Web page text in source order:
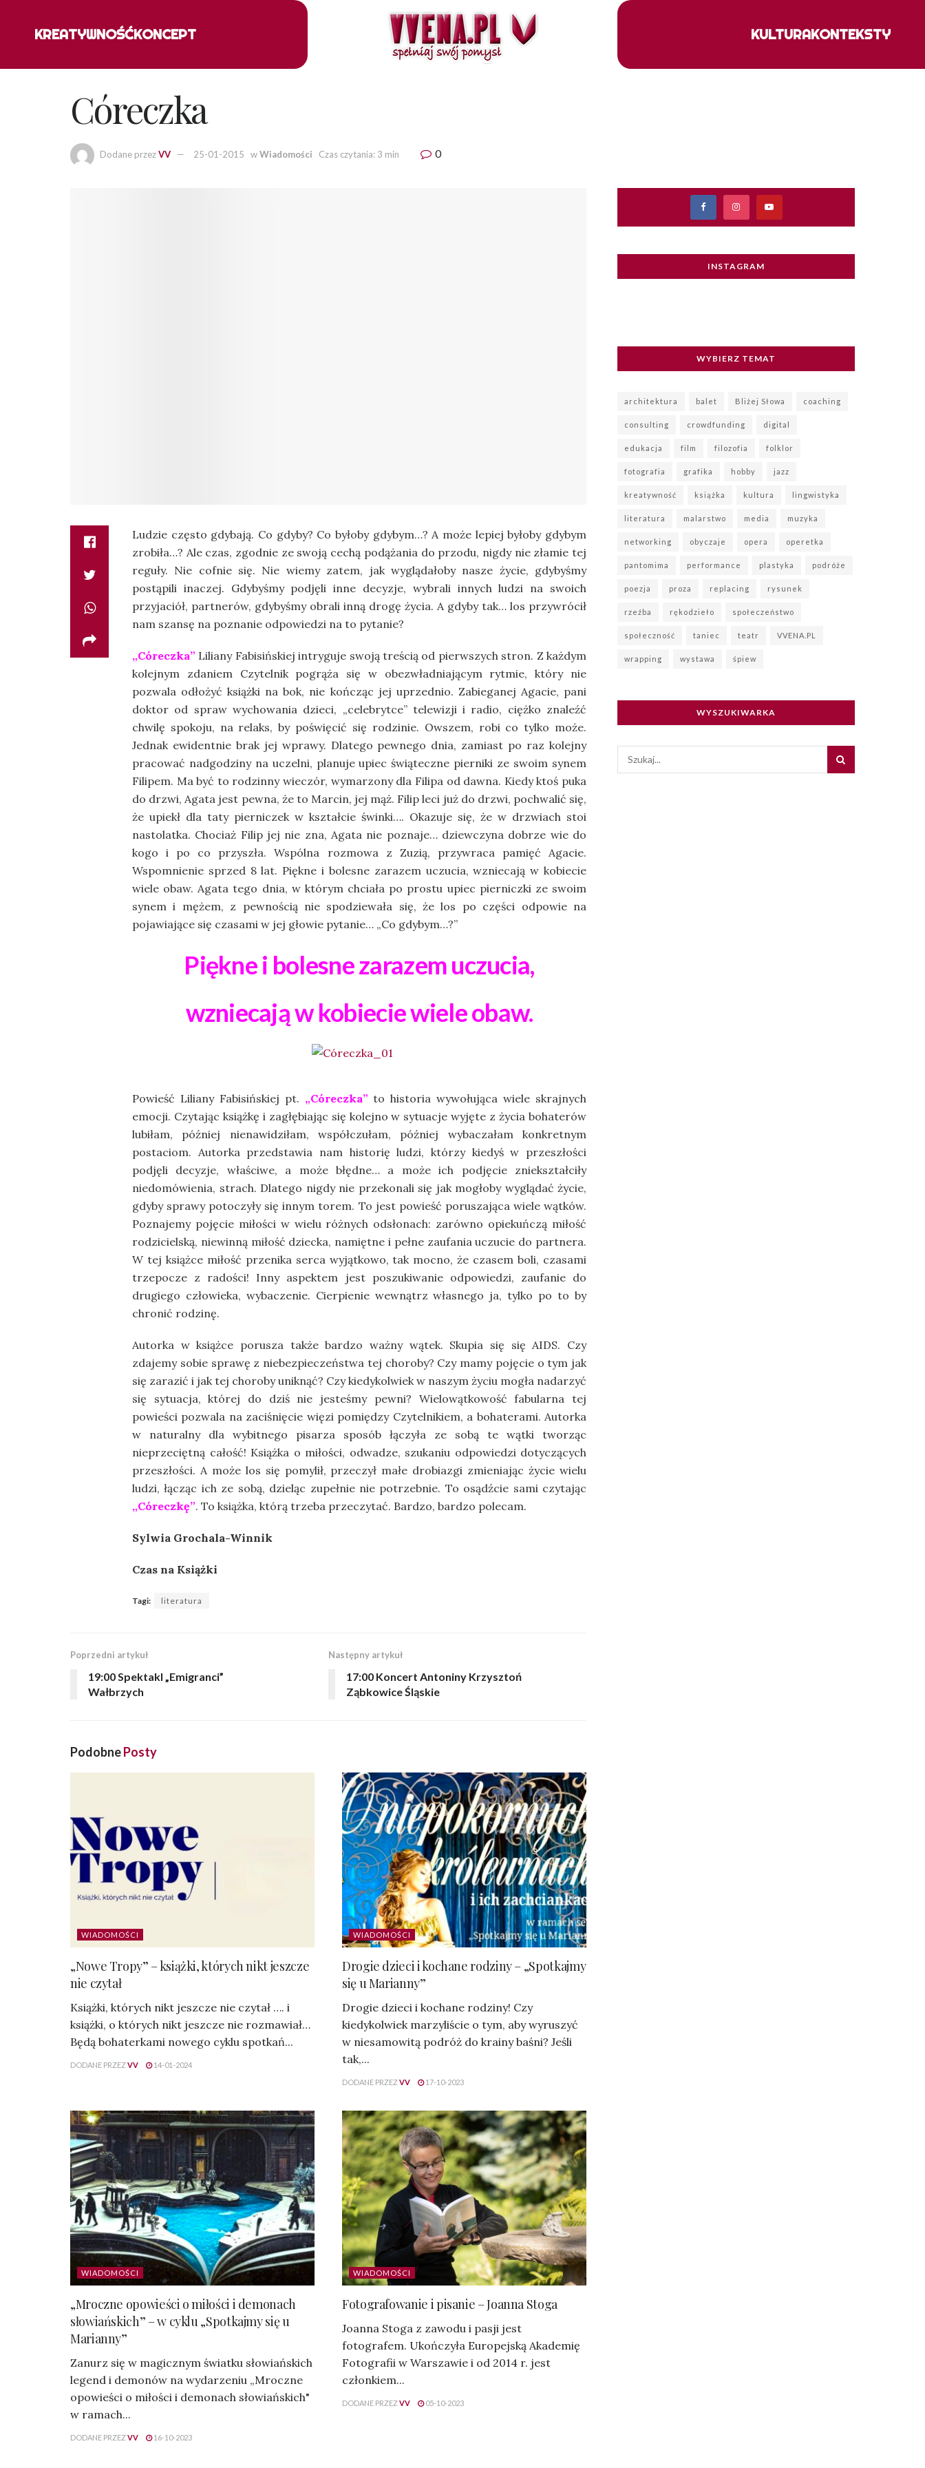
KREATYWNOŚĆKONCEPT KULTURAKONTEKSTY
Córeczka
Dodane przezVV 25-01-2015 wWiadomości Czas czytania: 3 min 0
Ludzie często gdybają. Co gdyby? Co byłoby gdybym…? A może lepiej byłoby gdybym
zrobiła…? Ale czas, zgodnie ze swoją cechą podążania do przodu, nigdy nie złamie tej
reguły. Nie cofnie się. Nie wiemy zatem, jak wyglądałoby nasze życie, gdybyśmy
postąpili inaczej. Gdybyśmy podjęli inne decyzje, wybrali innych ludzi na swoich
przyjaciół, partnerów, gdybyśmy obrali inną drogę życia. A gdyby tak… los przywrócił
nam szansę na poznanie odpowiedzi na to pytanie?
„Córeczka” Liliany Fabisińskiej intryguje swoją treścią od pierwszych stron. Z każdym
kolejnym zdaniem Czytelnik pogrąża się w obezwładniającym rytmie, który nie
pozwala odłożyć książki na bok, nie kończąc jej uprzednio. Zabieganej Agacie, pani
doktor od spraw wychowania dzieci, „celebrytce” telewizji i radio, ciężko znaleźć
chwilę spokoju, na relaks, by poświęcić się rodzinie. Owszem, robi co tylko może.
Jednak ewidentnie brak jej wprawy. Dlatego pewnego dnia, zamiast po raz kolejny
pracować nadgodziny na uczelni, planuje upiec świąteczne pierniki ze swoim synem
Filipem. Ma być to rodzinny wieczór, wymarzony dla Filipa od dawna. Kiedy ktoś puka
do drzwi, Agata jest pewna, że to Marcin, jej mąż. Filip leci już do drzwi, pochwalić się,
że upiekł dla taty pierniczek w kształcie świnki…. Okazuje się, że w drzwiach stoi
nastolatka. Chociaż Filip jej nie zna, Agata nie poznaje… dziewczyna dobrze wie do
kogo i po co przyszła. Wspólna rozmowa z Zuzią, przywraca pamięć Agacie.
Wspomnienie sprzed 8 lat. Piękne i bolesne zarazem uczucia, wzniecają w kobiecie
wiele obaw. Agata tego dnia, w którym chciała po prostu upiec pierniczki ze swoim
synem i mężem, z pewnością nie spodziewała się, że los po części odpowie na
pojawiające się czasami w jej głowie pytanie… „Co gdybym…?”
Piękne i bolesne zarazem uczucia,
wzniecają w kobiecie wiele obaw.
Powieść Liliany Fabisińskiej pt. „Córeczka” to historia wywołująca wiele skrajnych
emocji. Czytając książkę i zagłębiając się kolejno w sytuacje wyjęte z życia bohaterów
lubiłam, później nienawidziłam, współczułam, później wybaczałam konkretnym
postaciom. Autorka przedstawia nam historię ludzi, którzy kiedyś w przeszłości
podjęli decyzje, właściwe, a może błędne… a może ich podjęcie zniekształciły
niedomówienia, strach. Dlatego nigdy nie przekonali się jak mogłoby wyglądać życie,
gdyby sprawy potoczyły się innym torem. To jest powieść poruszająca wiele wątków.
Poznajemy pojęcie miłości w wielu różnych odsłonach: zarówno opiekuńczą miłość
rodzicielską, niewinną miłość dziecka, namiętne i pełne zaufania uczucie do partnera.
W tej książce miłość przenika serca wyjątkowo, tak mocno, że czasem boli, czasami
trzepocze z radości! Inny aspektem jest poszukiwanie odpowiedzi, zaufanie do
drugiego człowieka, wybaczenie. Cierpienie wewnątrz własnego ja, tylko po to by
chronić rodzinę.
Autorka w książce porusza także bardzo ważny wątek. Skupia się się AIDS. Czy
zdajemy sobie sprawę z niebezpieczeństwa tej choroby? Czy mamy pojęcie o tym jak
się zarazić i jak tej choroby uniknąć? Czy kiedykolwiek w naszym życiu mogła nadarzyć
się sytuacja, której do dziś nie jesteśmy pewni? Wielowątkowość fabularna tej
powieści pozwala na zaciśnięcie więzi pomiędzy Czytelnikiem, a bohaterami. Autorka
w naturalny dla wybitnego pisarza sposób łączyła ze sobą te wątki tworząc
nieprzeciętną całość! Książka o miłości, odwadze, szukaniu odpowiedzi dotyczących
przeszłości. A może los się pomylił, przeczył małe drobiazgi zmieniając życie wielu
ludzi, łącząc ich ze sobą, dzieląc zupełnie nie potrzebnie. To osądźcie sami czytając
„Córeczkę”. To książka, którą trzeba przeczytać. Bardzo, bardzo polecam.
Sylwia Grochala-Winnik
Czas na Książki
Tagi: literatura
Poprzedni artykuł
19:00 Spektakl „Emigranci”
Wałbrzych
Następny artykuł
17:00 Koncert Antoniny Krzysztoń
Ząbkowice Śląskie
PodobnePosty
WIADOMOŚCI
„Nowe Tropy” – książki, których nikt jeszcze
nie czytał
Książki, których nikt jeszcze nie czytał …. i
książki, o których nikt jeszcze nie rozmawiał…
Będą bohaterkami nowego cyklu spotkań...
DODANE PRZEZVV 14-01-2024
WIADOMOŚCI
Drogie dzieci i kochane rodziny – „Spotkajmy
się u Marianny”
Drogie dzieci i kochane rodziny! Czy
kiedykolwiek marzyliście o tym, aby wyruszyć
w niesamowitą podróż do krainy baśni? Jeśli
tak,...
DODANE PRZEZVV 17-10-2023
WIADOMOŚCI
„Mroczne opowieści o miłości i demonach
słowiańskich” – w cyklu „Spotkajmy się u
Marianny”
Zanurz się w magicznym światku słowiańskich
legend i demonów na wydarzeniu „Mroczne
opowieści o miłości i demonach słowiańskich"
w ramach...
DODANE PRZEZVV 16-10-2023
WIADOMOŚCI
Fotografowanie i pisanie – Joanna Stoga
Joanna Stoga z zawodu i pasji jest
fotografem. Ukończyła Europejską Akademię
Fotografii w Warszawie i od 2014 r. jest
członkiem...
DODANE PRZEZVV 05-10-2023
INSTAGRAM
WYBIERZ TEMAT
architektura balet Bliżej Słowa coaching
consulting crowdfunding digital
edukacja film filozofia folklor
fotografia grafika hobby jazz
kreatywność książka kultura lingwistyka
literatura malarstwo media muzyka
networking obyczaje opera operetka
pantomima performance plastyka podróże
poezja proza replacing rysunek
rzeźba rękodzieło społeczeństwo
społeczność taniec teatr VVENA.PL
wrapping wystawa śpiew
WYSZUKIWARKA